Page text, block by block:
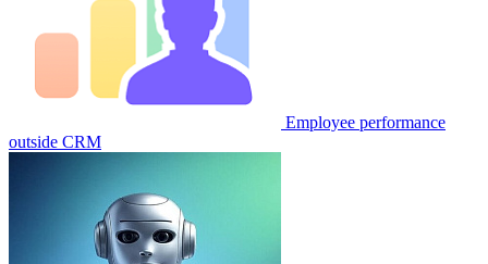
Employee performance
outside CRM